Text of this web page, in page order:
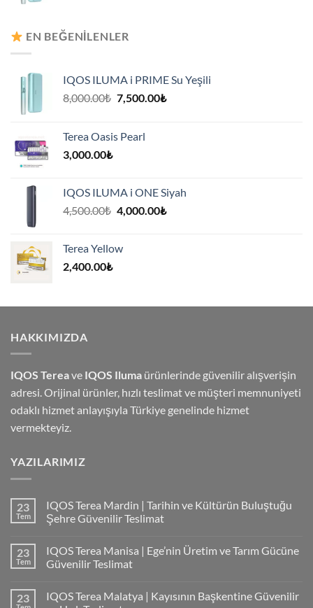
EN BEĞENILENLER
IQOS ILUMA i PRIME Su Yeşili
8,000.00₺ Orijinal
7,500.00₺Şu
Terea Oasis Pearl
3,000.00₺
IQOS ILUMA i ONE Siyah
4,500.00₺ Orijinal
4,000.00₺Şu
Terea Yellow
2,400.00₺
HAKKIMIZDA
IQOS Tereave IQOS Iluma ürünlerinde güvenilir alışverişin
adresi. Orijinal ürünler, hızlı teslimat ve müşteri memnuniyeti
odaklı hizmet anlayışıyla Türkiye genelinde hizmet
vermekteyiz.
YAZILARIMIZ
23
Tem
IQOS Terea Mardin | Tarihin ve Kültürün Buluştuğu
Şehre Güvenilir Teslimat
23
Tem
IQOS Terea Manisa | Ege’nin Üretim ve Tarım Gücüne
Güvenilir Teslimat
23
IQOS Terea Malatya | Kayısının Başkentine Güvenilir